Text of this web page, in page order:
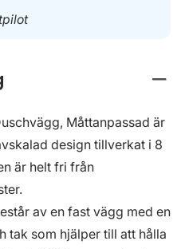
Måttanpassad är
design tillverkat i 8
är helt fri från
av en fast vägg med en
tak som hjälper till att hålla